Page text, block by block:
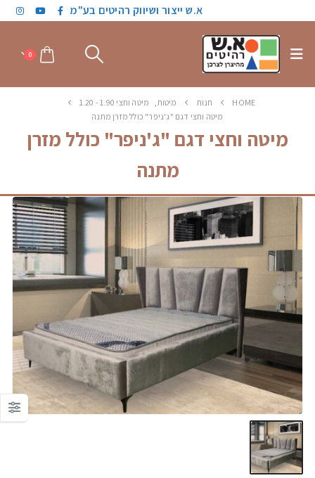
א.ש ייצור ושיווק רהיטים בע"מ
0
HOME חנות מיטות
מיטה וחצי 1.90 - 1.20
מיטה וחצי דגם "ג'ניפר" כולל מזרן מתנה
מיטה וחצי דגם "ג'ניפר" כולל מזרן
מתנה